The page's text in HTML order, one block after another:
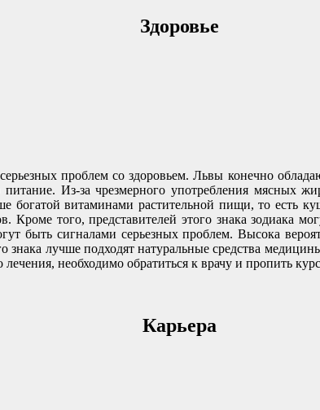
Здоровье
проблем со здоровьем. Львы конечно
Из-за чрезмерного употребления мясных
богатой витаминами растительной пищи, то есть
того, представителей этого знака зодиака
быть сигналами серьезных проблем. Высока
знака лучше подходят натуральные средства
необходимо обратиться к врачу и пропить
Карьера